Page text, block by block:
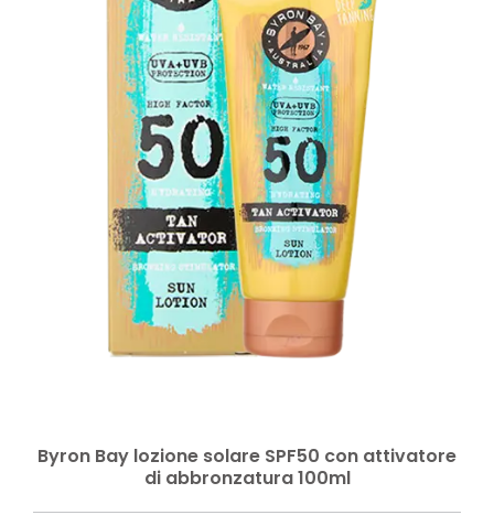
Byron Bay lozione solare SPF50 con attivatore
di abbronzatura 100ml